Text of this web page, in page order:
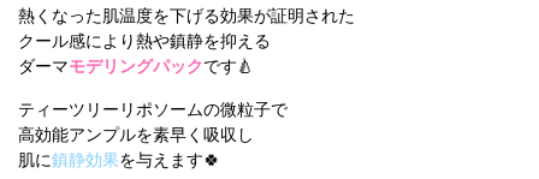
熱くなった肌温度を下げる効果が証明された
クール感により熱や鎮静を抑える
ダーマモデリングパックです🍐
ティーツリーリポソームの微粒子で
高効能アンプルを素早く吸収し
肌に鎮静効果を与えます🍀